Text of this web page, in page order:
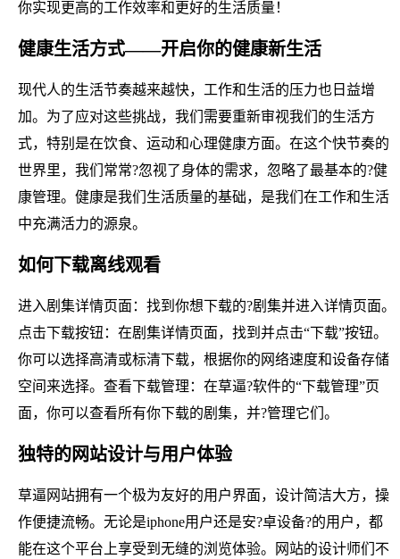
你实现更高的工作效率和更好的生活质量！
健康生活方式——开启你的健康新生活
现代人的生活节奏越来越快，工作和生活的压力也日益增
加。为了应对这些挑战，我们需要重新审视我们的生活方
式，特别是在饮食、运动和心理健康方面。在这个快节奏的
世界里，我们常常?忽视了身体的需求，忽略了最基本的?健
康管理。健康是我们生活质量的基础，是我们在工作和生活
中充满活力的源泉。
如何下载离线观看
进入剧集详情页面：找到你想下载的?剧集并进入详情页面。
点击下载按钮：在剧集详情页面，找到并点击“下载”按钮。
你可以选择高清或标清下载，根据你的网络速度和设备存储
空间来选择。查看下载管理：在草逼?软件的“下载管理”页
面，你可以查看所有你下载的剧集，并?管理它们。
独特的网站设计与用户体验
草逼网站拥有一个极为友好的用户界面，设计简洁大方，操
作便捷流畅。无论是iphone用户还是安?卓设备?的用户，都
能在这个平台上享受到无缝的浏览体验。网站的设计师们不